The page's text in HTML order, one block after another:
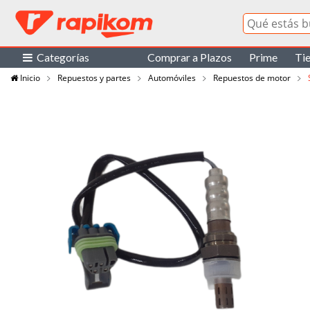
Categorías Comprar a Plazos Prime
Inicio Repuestos y partes Automóviles Repuestos de motor